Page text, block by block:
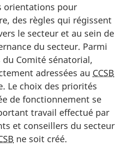
orientations pour
des règles qui régissent
le secteur et au sein de
du secteur. Parmi
Comité sénatorial,
adressées au CCSB
Le choix des priorités
de fonctionnement se
travail effectué par
et conseillers du secteur
ne soit créé.